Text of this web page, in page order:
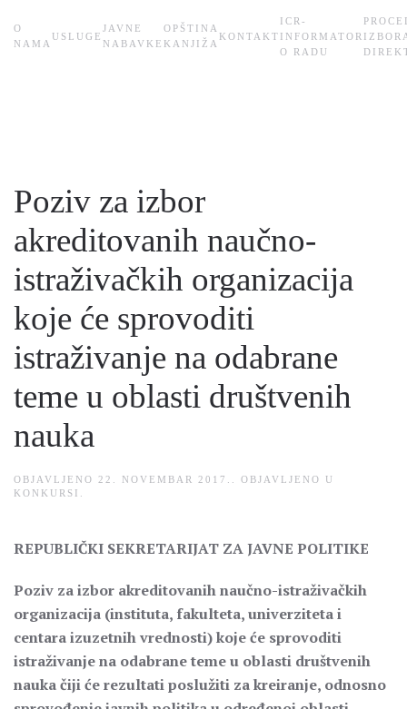
Skip
О
NAMA
USLUGE
JAVNE
NABAVKE
OPŠTINA
KANJIŽA
KONTAKT
ICR-
INFORMATOR
O RADU
Poziv za izbor
akreditovanih naučno-
istraživačkih organizacija
koje će sprovoditi
istraživanje na odabrane
teme u oblasti društvenih
nauka
OBJAVLJENO 22. NOVEMBAR 2017.
. OBJAVLJENO U
KONKURSI
REPUBLIČKI SEKRETARIJAT ZA JAVNE POLITIKE
Poziv za izbor akreditovanih naučno-istraživačkih
organizacija (instituta, fakulteta, univerziteta i
centara izuzetnih vrednosti) koje će sprovoditi
istraživanje na odabrane teme u oblasti društvenih
nauka čiji će rezultati poslužiti za kreiranje, odnosno